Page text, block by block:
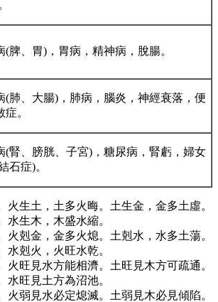
(脾、胃)，胃病，精神病，脫腸。
(肺、大腸)，肺病，腦炎，神經衰落，便
。
(腎、膀胱、子宮)，糖尿病，腎虧，婦女
石症)。
火生土，土多火晦。土生金，金多土虛。
水生木，木盛水縮。
火剋金，金多火熄。土剋水，水多土蕩。
水剋火，火旺水乾。
火旺見水方能相濟。土旺見木方可疏通。
水旺見土方為沼池。
火弱見水必定熄滅。土弱見木必見傾陷。